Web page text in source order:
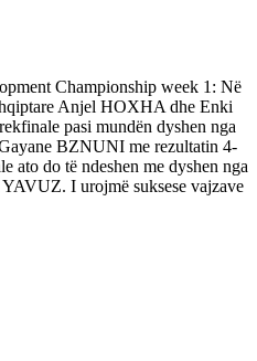
Championship week 1: Në
Anjel HOXHA dhe Enki
pasi mundën dyshen nga
BZNUNI me rezultatin 4-
ato do të ndeshen me dyshen nga
I urojmë suksese vajzave